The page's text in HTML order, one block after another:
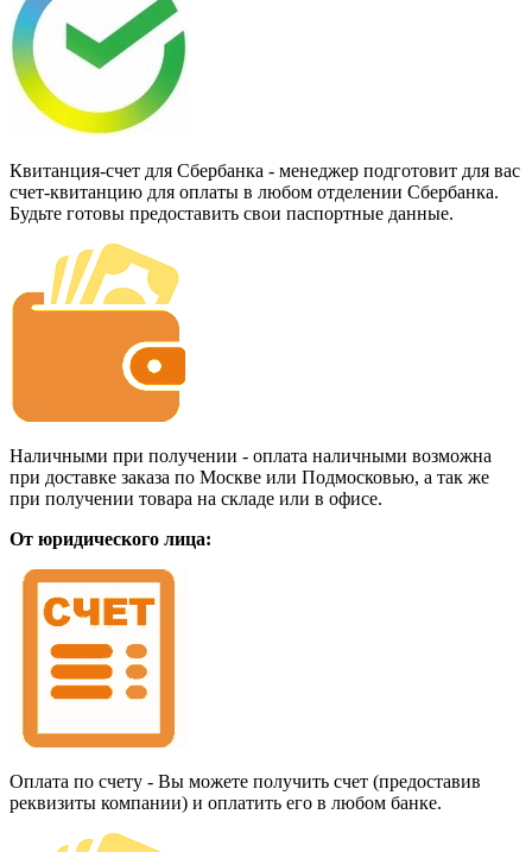
Квитанция-счет для Сбербанка - менеджер подготовит для вас
счет-квитанцию для оплаты в любом отделении Сбербанка.
Будьте готовы предоставить свои паспортные данные.
Наличными при получении - оплата наличными возможна
при доставке заказа по Москве или Подмосковью, а так же
при получении товара на складе или в офисе.
От юридического лица:
Оплата по счету - Вы можете получить счет (предоставив
реквизиты компании) и оплатить его в любом банке.